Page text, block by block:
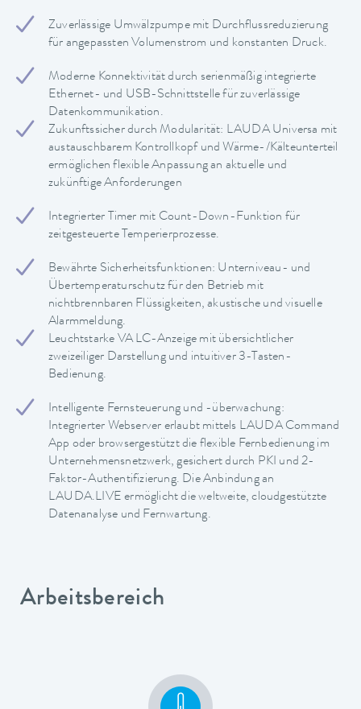
Zuverlässige Umwälzpumpe mit Durchflussreduzierung
für angepassten Volumenstrom und konstanten Druck.
Moderne Konnektivität durch serienmäßig integrierte
Ethernet- und USB-Schnittstelle für zuverlässige
Datenkommunikation.
Zukunftssicher durch Modularität: LAUDA Universa mit
austauschbarem Kontrollkopf und Wärme-/Kälteunterteil
ermöglichen flexible Anpassung an aktuelle und
zukünftige Anforderungen
Integrierter Timer mit Count-Down-Funktion für
zeitgesteuerte Temperierprozesse.
Bewährte Sicherheitsfunktionen: Unterniveau- und
Übertemperaturschutz für den Betrieb mit
nichtbrennbaren Flüssigkeiten, akustische und visuelle
Alarmmeldung.
Leuchtstarke VA LC-Anzeige mit übersichtlicher
zweizeiliger Darstellung und intuitiver 3-Tasten-
Bedienung.
Intelligente Fernsteuerung und -überwachung:
Integrierter Webserver erlaubt mittels LAUDA Command
App oder browsergestützt die flexible Fernbedienung im
Unternehmensnetzwerk, gesichert durch PKI und 2-
Faktor-Authentifizierung. Die Anbindung an
LAUDA.LIVE ermöglicht die weltweite, cloudgestützte
Datenanalyse und Fernwartung.
Arbeitsbereich